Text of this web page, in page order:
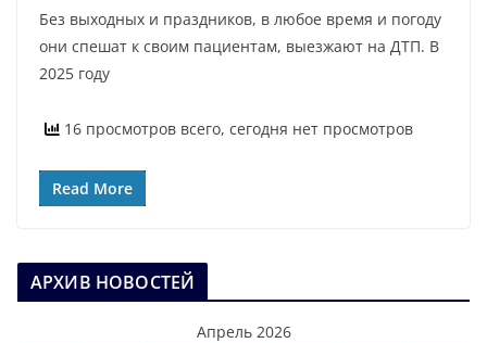
Без выходных и праздников, в любое время и погоду
они спешат к своим пациентам, выезжают на ДТП. В
2025 году
16 просмотров всего, сегодня нет просмотров
Read More
АРХИВ НОВОСТЕЙ
Апрель 2026